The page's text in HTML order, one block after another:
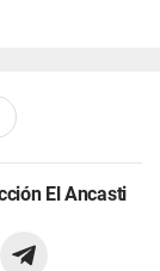
El Ancasti